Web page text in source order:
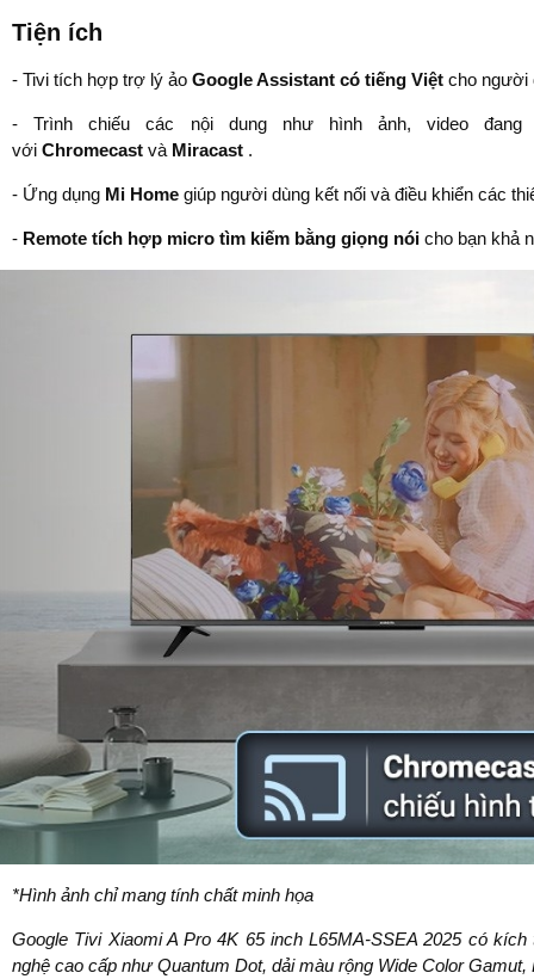
Tiện ích
- Tivi tích hợp trợ lý ảo Google Assistant có tiếng Việt cho người
- Trình chiếu các nội dung như hình ảnh, video
với Chromecast và Miracast .
- Ứng dụng Mi Home giúp người dùng kết nối và điều khiển các
- Remote tích hợp micro tìm kiếm bằng giọng nói cho bạn khả
*Hình ảnh chỉ mang tính chất minh họa
Google Tivi Xiaomi A Pro 4K 65 inch L65MA-SSEA 2025 có
nghệ cao cấp như Quantum Dot, dải màu rộng Wide Color